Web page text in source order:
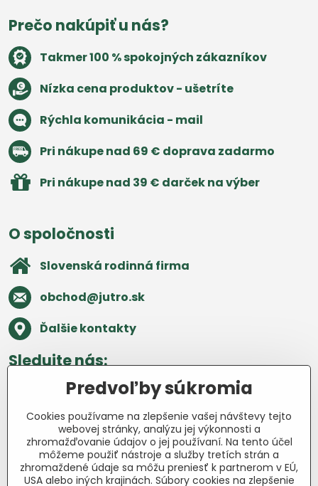
Prečo nakúpiť u nás?
Takmer 100 % spokojných zákazníkov
Nízka cena produktov - ušetríte
Rýchla komunikácia - mail
Pri nákupe nad 69 € doprava zadarmo
Pri nákupe nad 39 € darček na výber
O spoločnosti
Slovenská rodinná firma
obchod​@jutro​.sk
Ďalšie kontakty
Sledujte nás:
Facebook Pinterest Instagram Blog
Všetko o nákupe
Ďakujeme za podporu
Predvoľby súkromia
Cookies používame na zlepšenie vašej návštevy tejto
webovej stránky, analýzu jej výkonnosti a
zhromažďovanie údajov o jej používaní. Na tento účel
môžeme použiť nástroje a služby tretích strán a
zhromaždené údaje sa môžu preniesť k partnerom v EÚ,
USA alebo iných krajinách. Súbory cookies na zlepšenie